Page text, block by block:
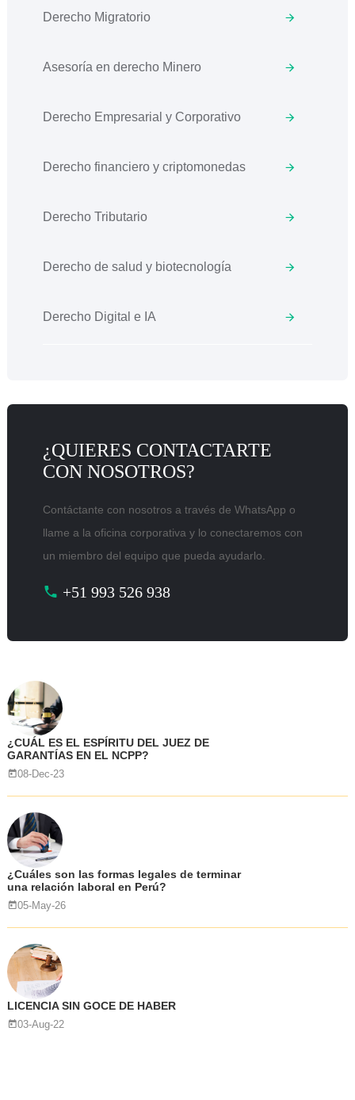
Derecho Migratorio
Asesoría en derecho Minero
Derecho Empresarial y Corporativo
Derecho financiero y criptomonedas
Derecho Tributario
Derecho de salud y biotecnología
Derecho Digital e IA
¿QUIERES CONTACTARTE
CON NOSOTROS?
Contáctante con nosotros a través de WhatsApp o
llame a la oficina corporativa y lo conectaremos con
un miembro del equipo que pueda ayudarlo.
+51 993 526 938
¿CUÁL ES EL ESPÍRITU DEL JUEZ DE
GARANTÍAS EN EL NCPP?
08-Dec-23
¿Cuáles son las formas legales de terminar
una relación laboral en Perú?
05-May-26
LICENCIA SIN GOCE DE HABER
03-Aug-22